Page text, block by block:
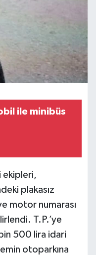
ile minibüs
ekipleri,
plakasız
motor numarası
T.P.’ye
500 lira idari
otoparkına